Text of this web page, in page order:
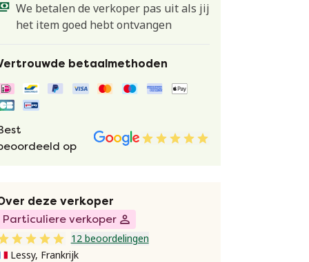
We betalen de verkoper pas uit als jij
het item goed hebt ontvangen
betaalmethoden
op
deze verkoper
Particuliere verkoper
12 beoordelingen
Lessy, Frankrijk